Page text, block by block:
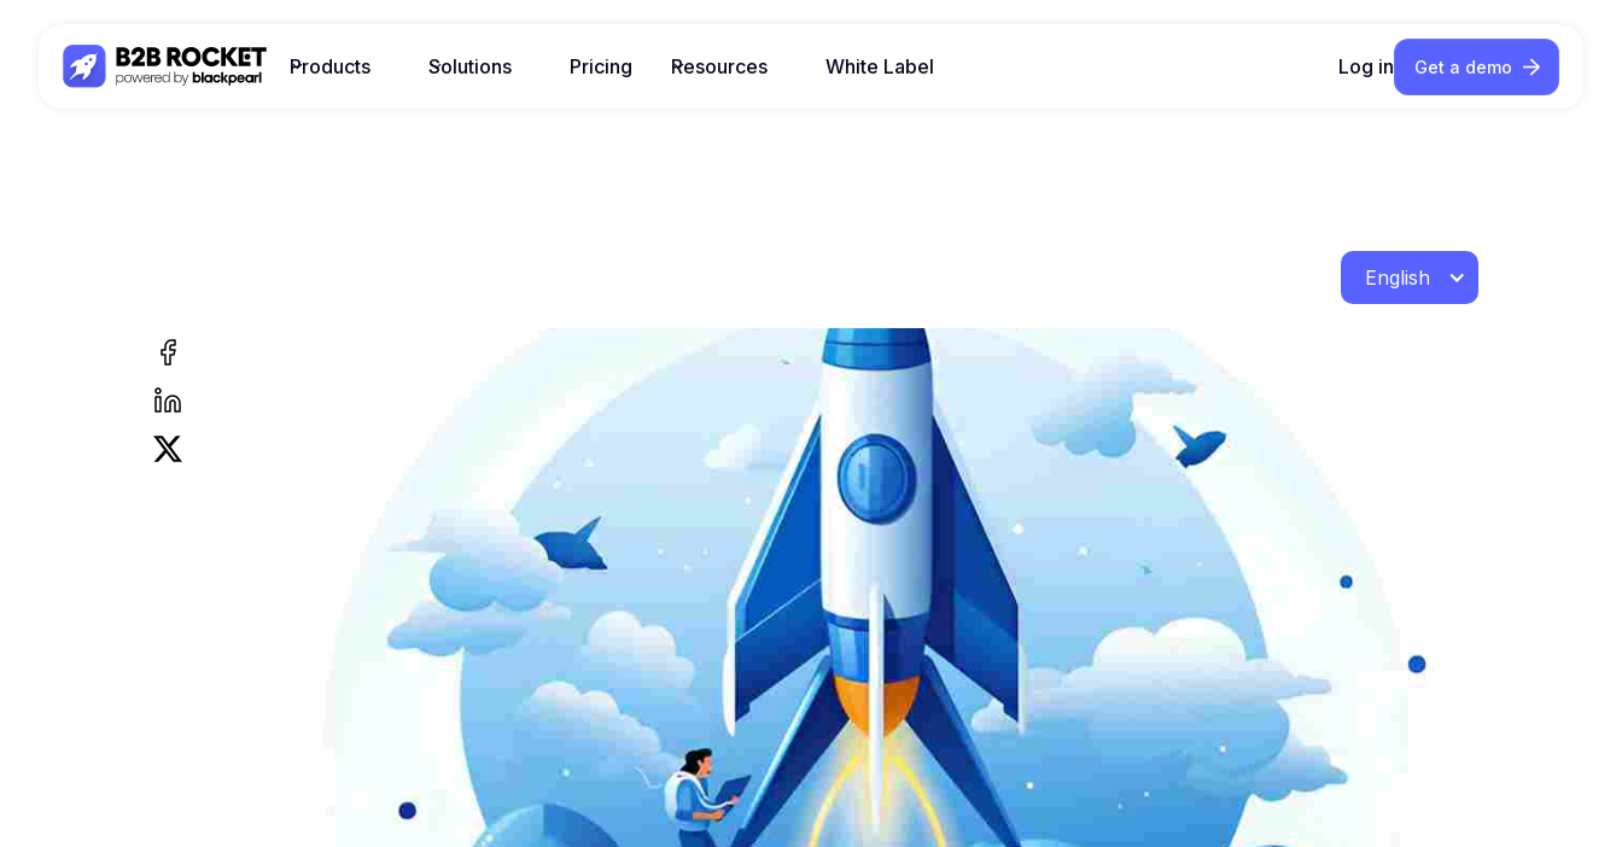
Products Solutions Pricing Resources White Label Log in Get a demo
English